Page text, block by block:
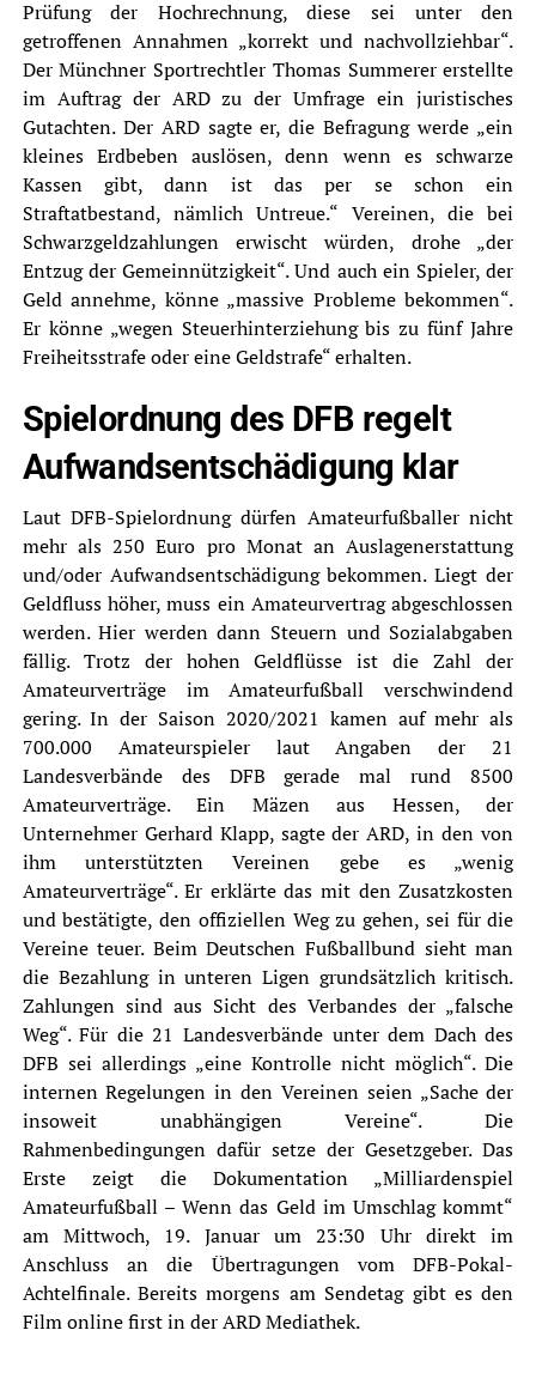
Prüfung der Hochrechnung, diese sei unter den
getroffenen Annahmen „korrekt und nachvollziehbar“.
Der Münchner Sportrechtler Thomas Summerer erstellte
im Auftrag der ARD zu der Umfrage ein juristisches
Gutachten. Der ARD sagte er, die Befragung werde „ein
kleines Erdbeben auslösen, denn wenn es schwarze
Kassen gibt, dann ist das per se schon ein
Straftatbestand, nämlich Untreue.“ Vereinen, die bei
Schwarzgeldzahlungen erwischt würden, drohe „der
Entzug der Gemeinnützigkeit“. Und auch ein Spieler, der
Geld annehme, könne „massive Probleme bekommen“.
Er könne „wegen Steuerhinterziehung bis zu fünf Jahre
Freiheitsstrafe oder eine Geldstrafe“ erhalten.
Spielordnung des DFB regelt
Aufwandsentschädigung klar
Laut DFB-Spielordnung dürfen Amateurfußballer nicht
mehr als 250 Euro pro Monat an Auslagenerstattung
und/oder Aufwandsentschädigung bekommen. Liegt der
Geldfluss höher, muss ein Amateurvertrag abgeschlossen
werden. Hier werden dann Steuern und Sozialabgaben
fällig. Trotz der hohen Geldflüsse ist die Zahl der
Amateurverträge im Amateurfußball verschwindend
gering. In der Saison 2020/2021 kamen auf mehr als
700.000 Amateurspieler laut Angaben der 21
Landesverbände des DFB gerade mal rund 8500
Amateurverträge. Ein Mäzen aus Hessen, der
Unternehmer Gerhard Klapp, sagte der ARD, in den von
ihm unterstützten Vereinen gebe es „wenig
Amateurverträge“. Er erklärte das mit den Zusatzkosten
und bestätigte, den offiziellen Weg zu gehen, sei für die
Vereine teuer. Beim Deutschen Fußballbund sieht man
die Bezahlung in unteren Ligen grundsätzlich kritisch.
Zahlungen sind aus Sicht des Verbandes der „falsche
Weg“. Für die 21 Landesverbände unter dem Dach des
DFB sei allerdings „eine Kontrolle nicht möglich“. Die
internen Regelungen in den Vereinen seien „Sache der
insoweit unabhängigen Vereine“. Die
Rahmenbedingungen dafür setze der Gesetzgeber. Das
Erste zeigt die Dokumentation „Milliardenspiel
Amateurfußball – Wenn das Geld im Umschlag kommt“
am Mittwoch, 19. Januar um 23:30 Uhr direkt im
Anschluss an die Übertragungen vom DFB-Pokal-
Achtelfinale. Bereits morgens am Sendetag gibt es den
Film online first in der ARD Mediathek.